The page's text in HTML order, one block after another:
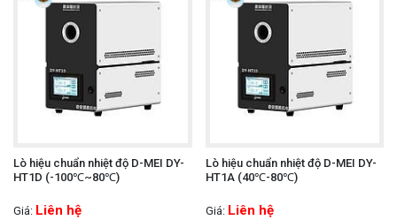
Lò hiệu chuẩn nhiệt độ D-MEI DY-
HT1D (-100℃~80℃)
Giá: Liên hệ
Lò hiệu chuẩn nhiệt độ D-MEI DY-
HT1A (40℃-80℃)
Giá: Liên hệ